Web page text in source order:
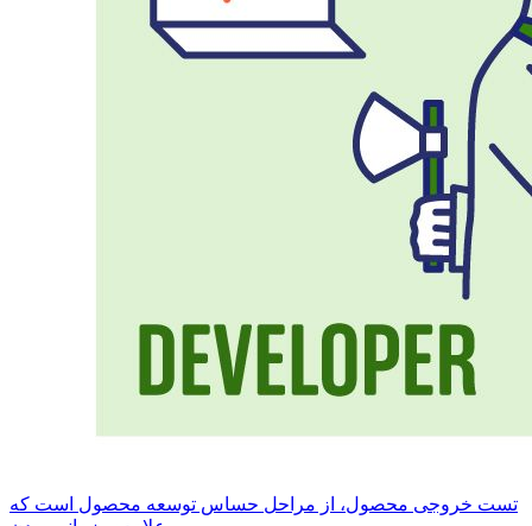
تست خروجی محصول، از مراحل حساس توسعه محصول است که